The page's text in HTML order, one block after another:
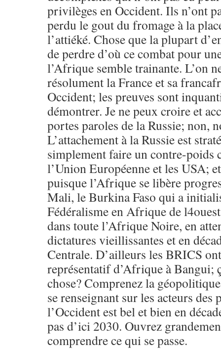
privilèges en Occident. Ils n’ont
perdu le gout du fromage à la
l’attiéké. Chose que la plupart
de perdre d’où ce combat pour
l’Afrique semble trainante. L’on
résolument la France et sa
Occident; les preuves sont
démontrer. Je ne peux croire et
portes paroles de la Russie; non,
L’attachement à la Russie est
simplement faire un contre-poids
l’Union Européenne et les USA;
puisque l’Afrique se libère
Mali, le Burkina Faso qui a
Fédéralisme en Afrique de
dans toute l’Afrique Noire, en
dictatures vieillissantes et en
Centrale. D’ailleurs les BRICS
représentatif d’Afrique à Bangui;
chose? Comprenez la
se renseignant sur les acteurs des
l’Occident est bel et bien en
pas d’ici 2030. Ouvrez
comprendre ce qui se passe.